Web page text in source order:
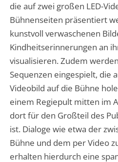
die auf zwei großen LED-
Bühnenseiten präsentiert
kunstvoll verwaschenen
Kindheitserinnerungen an
visualisieren. Zudem
Sequenzen eingespielt, die
Videobild auf die Bühne
einem Regiepult mitten im
dort für den Großteil des
ist. Dialoge wie etwa der
Bühne und dem per Video
erhalten hierdurch eine